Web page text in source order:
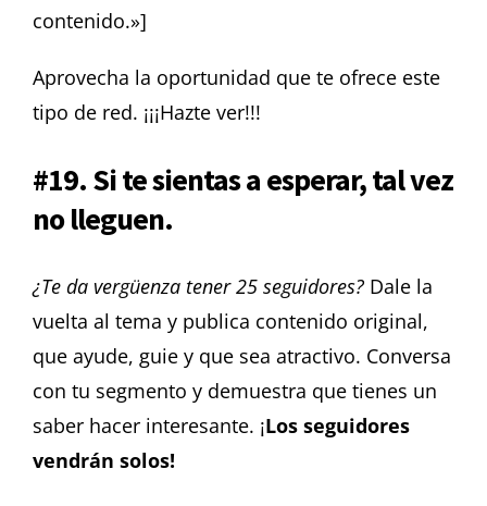
contenido.»]
Aprovecha la oportunidad que te ofrece este
tipo de red. ¡¡¡Hazte ver!!!
#19. Si te sientas a esperar, tal vez
no lleguen.
¿Te da vergüenza tener 25 seguidores? Dale la
vuelta al tema y publica contenido original,
que ayude, guie y que sea atractivo. Conversa
con tu segmento y demuestra que tienes un
saber hacer interesante. ¡Los seguidores
vendrán solos!